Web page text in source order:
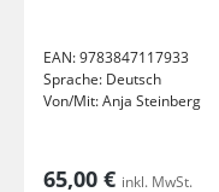
EAN:9783847117933
Sprache: Deutsch
Von/Mit:Anja Steinberg
65,00 € inkl. MwSt.